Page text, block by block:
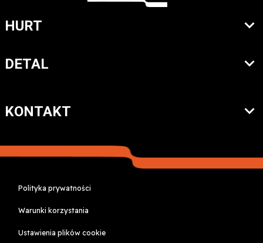
HURT
DETAL
KONTAKT
Polityka prywatności
Warunki korzystania
Ustawienia plików cookie